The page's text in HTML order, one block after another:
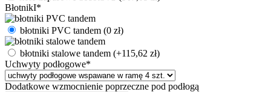
BłotnikI*
błotniki PVC tandem (0 zł)
błotniki stalowe tandem (+115,62 zł)
Uchwyty podłogowe*
Dodatkowe wzmocnienie poprzeczne pod podłogą